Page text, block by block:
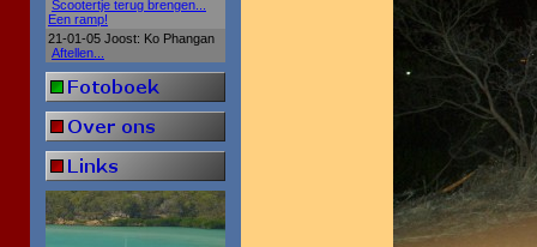
Scootertje terug brengen...
Een ramp!
21-01-05 Joost: Ko Phangan
Aftellen...